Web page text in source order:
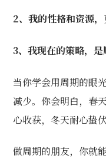
2、我的性格和资源
3、我现在的策略，是
当你学会用周期的眼
减少。你会明白，春
心收获，冬天耐心蛰伏
做周期的朋友，你就